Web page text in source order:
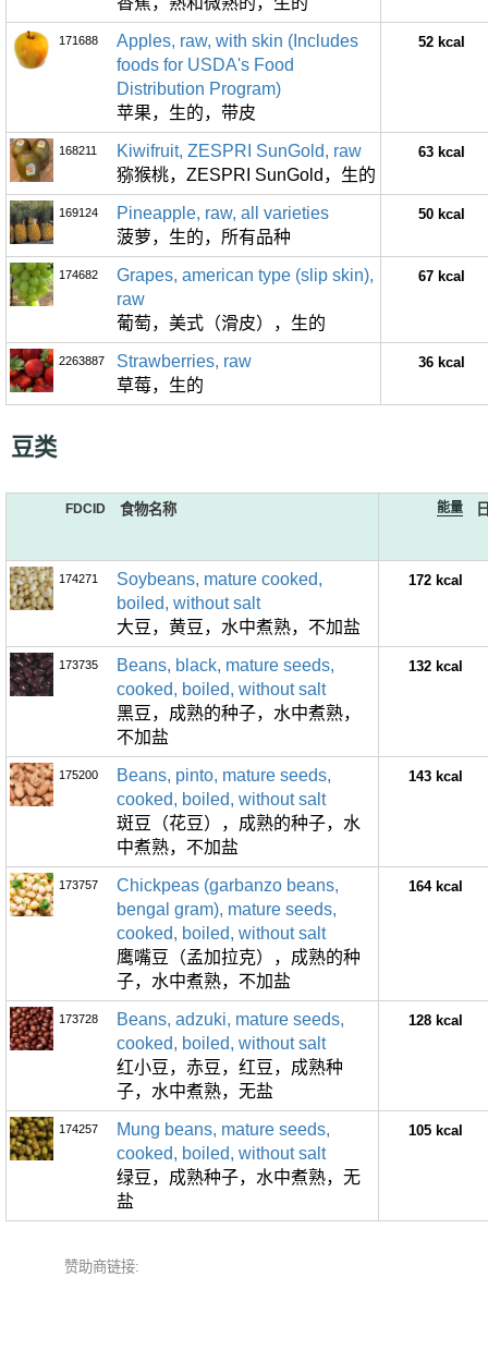
171688
Apples, raw, with skin (Includes
foods for USDA's Food
Distribution Program)
苹果，生的，带皮
52 kcal
168211
Kiwifruit, ZESPRI SunGold, raw
猕猴桃，ZESPRI SunGold，生的
63 kcal
169124
Pineapple, raw, all varieties
菠萝，生的，所有品种
50 kcal
174682
Grapes, american type (slip skin),
raw
葡萄，美式（滑皮），生的
67 kcal
2263887
Strawberries, raw
草莓，生的
36 kcal
豆类
FDCID 食物名称 能量
174271
Soybeans, mature cooked,
boiled, without salt
大豆，黄豆，水中煮熟，不加盐
172 kcal
173735
Beans, black, mature seeds,
cooked, boiled, without salt
黑豆，成熟的种子，水中煮熟，
不加盐
132 kcal
175200
Beans, pinto, mature seeds,
cooked, boiled, without salt
斑豆（花豆），成熟的种子，水
中煮熟，不加盐
143 kcal
173757
Chickpeas (garbanzo beans,
bengal gram), mature seeds,
cooked, boiled, without salt
鹰嘴豆（孟加拉克），成熟的种
子，水中煮熟，不加盐
164 kcal
173728
Beans, adzuki, mature seeds,
cooked, boiled, without salt
红小豆，赤豆，红豆，成熟种
子，水中煮熟，无盐
128 kcal
174257
Mung beans, mature seeds,
cooked, boiled, without salt
绿豆，成熟种子，水中煮熟，无
盐
105 kcal
赞助商链接: